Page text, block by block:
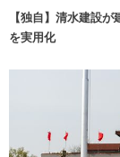
【独自】清水建設
を実用化